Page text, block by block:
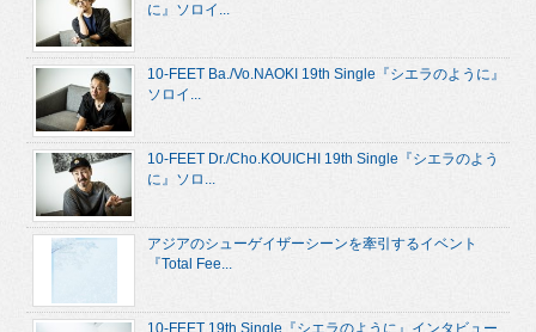
に』ソロイ...
10-FEET Ba./Vo.NAOKI 19th Single『シエラのように』
ソロイ...
10-FEET Dr./Cho.KOUICHI 19th Single『シエラのよう
に』ソロ...
アジアのシューゲイザーシーンを牽引するイベント
『Total Fee...
10-FEET 19th Single『シエラのように』インタビュー